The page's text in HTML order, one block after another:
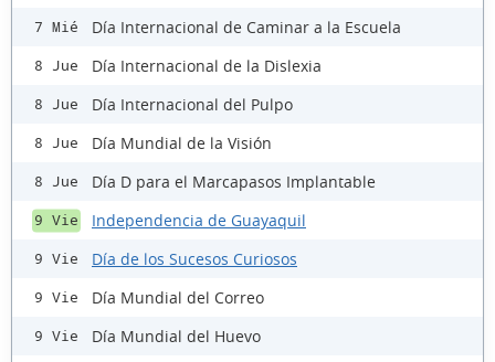
7 Mié Día Internacional de Caminar a la Escuela
8 Jue Día Internacional de la Dislexia
8 Jue Día Internacional del Pulpo
8 Jue Día Mundial de la Visión
8 Jue Día D para el Marcapasos Implantable
9 Vie Independencia de Guayaquil
9 Vie Día de los Sucesos Curiosos
9 Vie Día Mundial del Correo
9 Vie Día Mundial del Huevo